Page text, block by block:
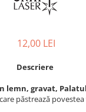
Iasi
Vasile
lemn,12,00 LEI
Descriere
lemn, gravat,
păstrează povestea